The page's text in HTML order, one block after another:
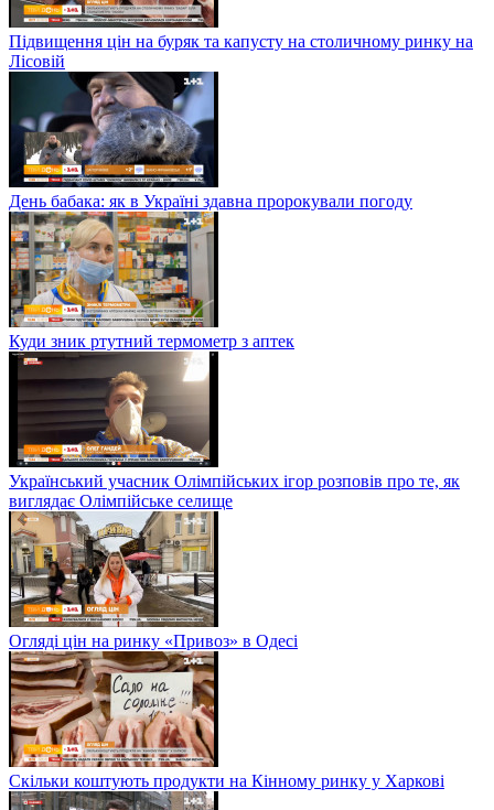
Підвищення цін на буряк та капусту на столичному ринку на
Лісовій
День бабака: як в Україні здавна пророкували погоду
Куди зник ртутний термометр з аптек
Український учасник Олімпійських ігор розповів про те, як
виглядає Олімпійське селище
Огляді цін на ринку «Привоз» в Одесі
Скільки коштують продукти на Кінному ринку у Харкові